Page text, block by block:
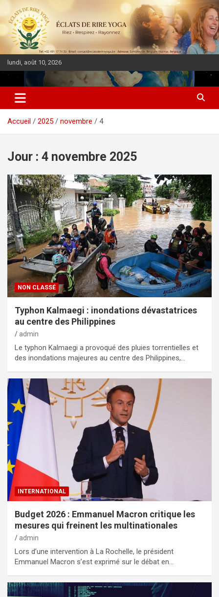
lundi, août 10, 2026
DIASPORA PULSE
Accueil 2025 novembre 4
Jour : 4 novembre 2025
NON CLASSÉ
Typhon Kalmaegi : inondations dévastatrices
au centre des Philippines
admin
Le typhon Kalmaegi a provoqué des pluies torrentielles et
des inondations majeures au centre des Philippines,…
INTERNATIONAL
Budget 2026 : Emmanuel Macron critique les
mesures qui freinent les multinationales
admin
Lors d’une intervention à La Rochelle, le président
Emmanuel Macron s’est exprimé sur le débat en…